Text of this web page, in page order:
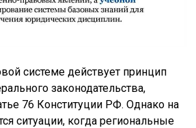
системе действует принцип
законодательства,
76 Конституции РФ. Однако на
ситуации, когда региональные